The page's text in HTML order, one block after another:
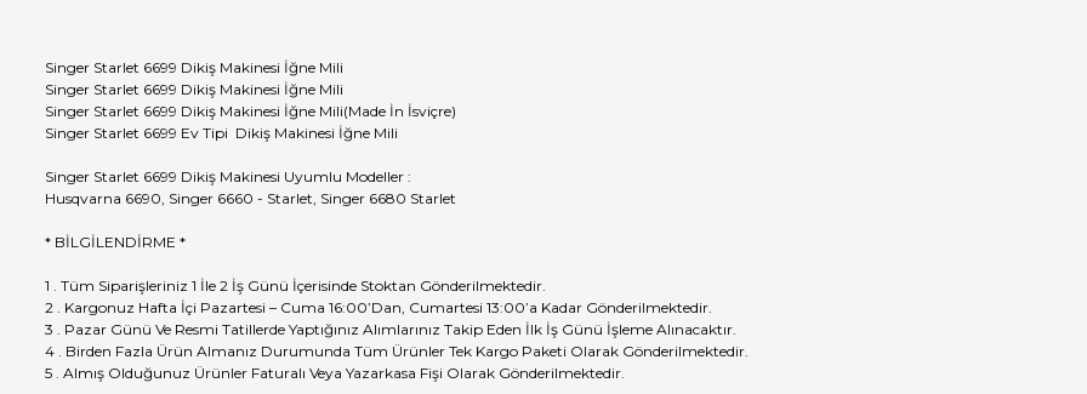
Singer Starlet 6699 Dikiş Makinesi İğne Mili
Singer Starlet 6699 Dikiş Makinesi İğne Mili
Singer Starlet 6699 Dikiş Makinesi İğne Mili(Made İn İsviçre)
Singer Starlet 6699 Ev Tipi Dikiş Makinesi İğne Mili
Singer Starlet 6699 Dikiş Makinesi Uyumlu Modeller :
Husqvarna 6690, Singer 6660 - Starlet, Singer 6680 Starlet
* BİLGİLENDİRME *
1 . Tüm Siparişleriniz 1 İle 2 İş Günü İçerisinde Stoktan Gönderilmektedir.
2 . Kargonuz Hafta İçi Pazartesi – Cuma 16:00’Dan, Cumartesi 13:00’a Kadar Gönderilmektedir.
3 . Pazar Günü Ve Resmi Tatillerde Yaptığınız Alımlarınız Takip Eden İlk İş Günü İşleme Alınacaktır.
4 . Birden Fazla Ürün Almanız Durumunda Tüm Ürünler Tek Kargo Paketi Olarak Gönderilmektedir.
5 . Almış Olduğunuz Ürünler Faturalı Veya Yazarkasa Fişi Olarak Gönderilmektedir.